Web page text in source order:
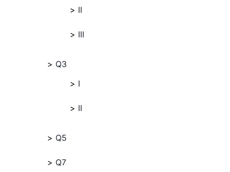
II
III
Q3
I
II
Q5
Q7